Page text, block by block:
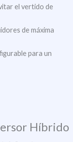
el vertido de
de máxima
para un
Híbrido